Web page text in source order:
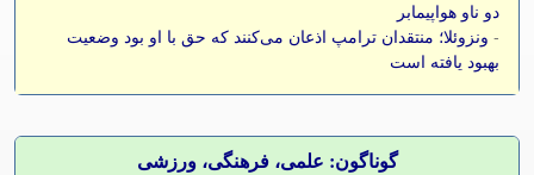
دو ناو هواپیمابر
- ونزوئلا؛ منتقدان ترامپ اذعان می‌کنند که حق با او بود وضعیت
بهبود یافته است
گوناگون: علمی، فرهنگی، ورزشی